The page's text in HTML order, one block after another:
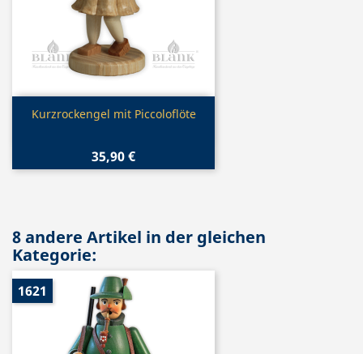
Vorschau
Kurzrockengel mit Piccoloflöte
35,90 €
8 andere Artikel in der gleichen
Kategorie:
1621